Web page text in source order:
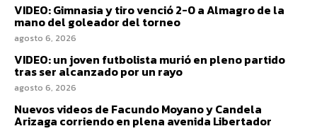
VIDEO: Gimnasia y tiro venció 2-0 a Almagro de la
mano del goleador del torneo
agosto 6, 2026
VIDEO: un joven futbolista murió en pleno partido
tras ser alcanzado por un rayo
agosto 6, 2026
Nuevos videos de Facundo Moyano y Candela
Arizaga corriendo en plena avenida Libertador